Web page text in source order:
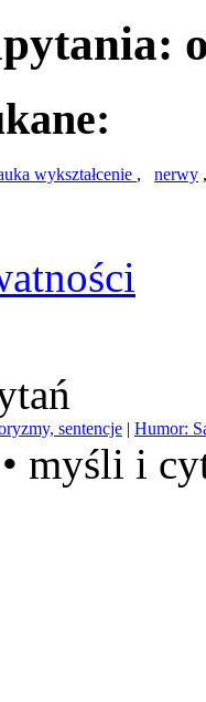
wykształcenie , nerwy
sentencje | Humor:
myśli i